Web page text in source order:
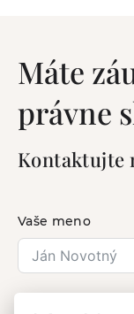
Máte
právne
Kontaktujte
Vaše meno